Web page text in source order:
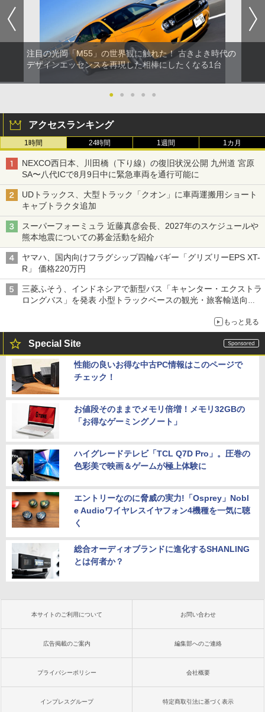
注目の光岡「M55」の世界観に触れた！ 古きよき時代の
デザインエッセンスを再現した相棒にしたくなる1台
● ● ● ● ●
アクセスランキング
1時間 24時間 1週間 1カ月
NEXCO西日本、川田橋（下り線）の復旧状況公開 九州道 宮原
SA〜八代ICで8月9日中に緊急車両を通行可能に
UDトラックス、大型トラック「クオン」に車両運搬用ショート
キャブトラクタ追加
スーパーフォーミュラ 近藤真彦会長、2027年のスケジュールや
熊本地震についての募金活動を紹介
ヤマハ、国内向けフラグシップ四輪バギー「グリズリーEPS XT-
R」 価格220万円
三菱ふそう、インドネシアで新型バス「キャンター・エクストラ
ロングバス」を発表 小型トラックベースの観光・旅客輸送向け
もっと見る
Special Site
性能の良いお得な中古PC情報はこのページで
チェック！
お値段そのままでメモリ倍増！メモリ32GBの
「お得なゲーミングノート」
ハイグレードテレビ「TCL Q7D Pro」。圧巻の
色彩美で映画＆ゲームが極上体験に
エントリーなのに脅威の実力!「Osprey」Nobl
e Audioワイヤレスイヤフォン4機種を一気に聴
く
総合オーディオブランドに進化するSHANLING
とは何者か？
本サイトのご利用について お問い合わせ
広告掲載のご案内 編集部へのご連絡
プライバシーポリシー 会社概要
インプレスグループ 特定商取引法に基づく表示